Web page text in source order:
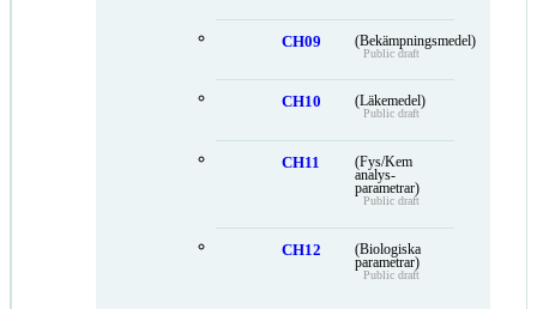
CH09 (Bekämpningsmedel)
Public draft
CH10 (Läkemedel)
Public draft
CH11
(Fys/Kem
analys-
parametrar)
Public draft
CH12
(Biologiska
parametrar)
Public draft